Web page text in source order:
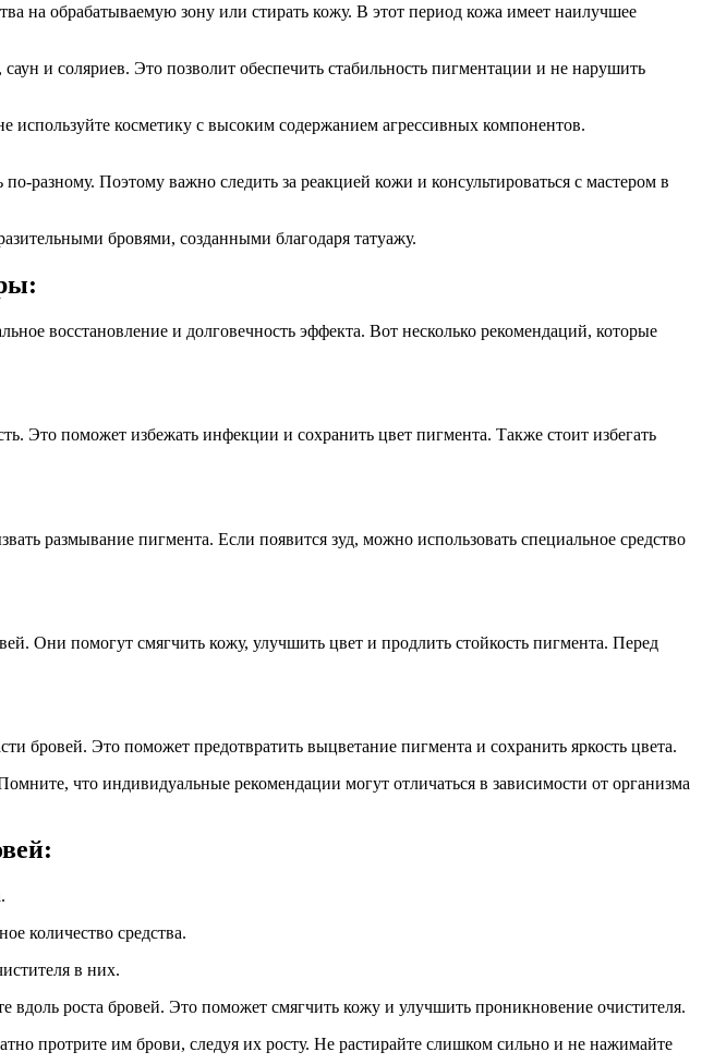
на обрабатываемую зону или стирать кожу. В этот период кожа имеет наилучшее
и соляриев. Это позволит обеспечить стабильность пигментации и не нарушить
косметику с высоким содержанием агрессивных компонентов.
Поэтому важно следить за реакцией кожи и консультироваться с мастером в
бровями, созданными благодаря татуажу.
восстановление и долговечность эффекта. Вот несколько рекомендаций, которые
Это поможет избежать инфекции и сохранить цвет пигмента. Также стоит избегать
размывание пигмента. Если появится зуд, можно использовать специальное средство
Они помогут смягчить кожу, улучшить цвет и продлить стойкость пигмента. Перед
бровей. Это поможет предотвратить выцветание пигмента и сохранить яркость цвета.
что индивидуальные рекомендации могут отличаться в зависимости от организма
количество средства.
в них.
роста бровей. Это поможет смягчить кожу и улучшить проникновение очистителя.
протрите им брови, следуя их росту. Не растирайте слишком сильно и не нажимайте